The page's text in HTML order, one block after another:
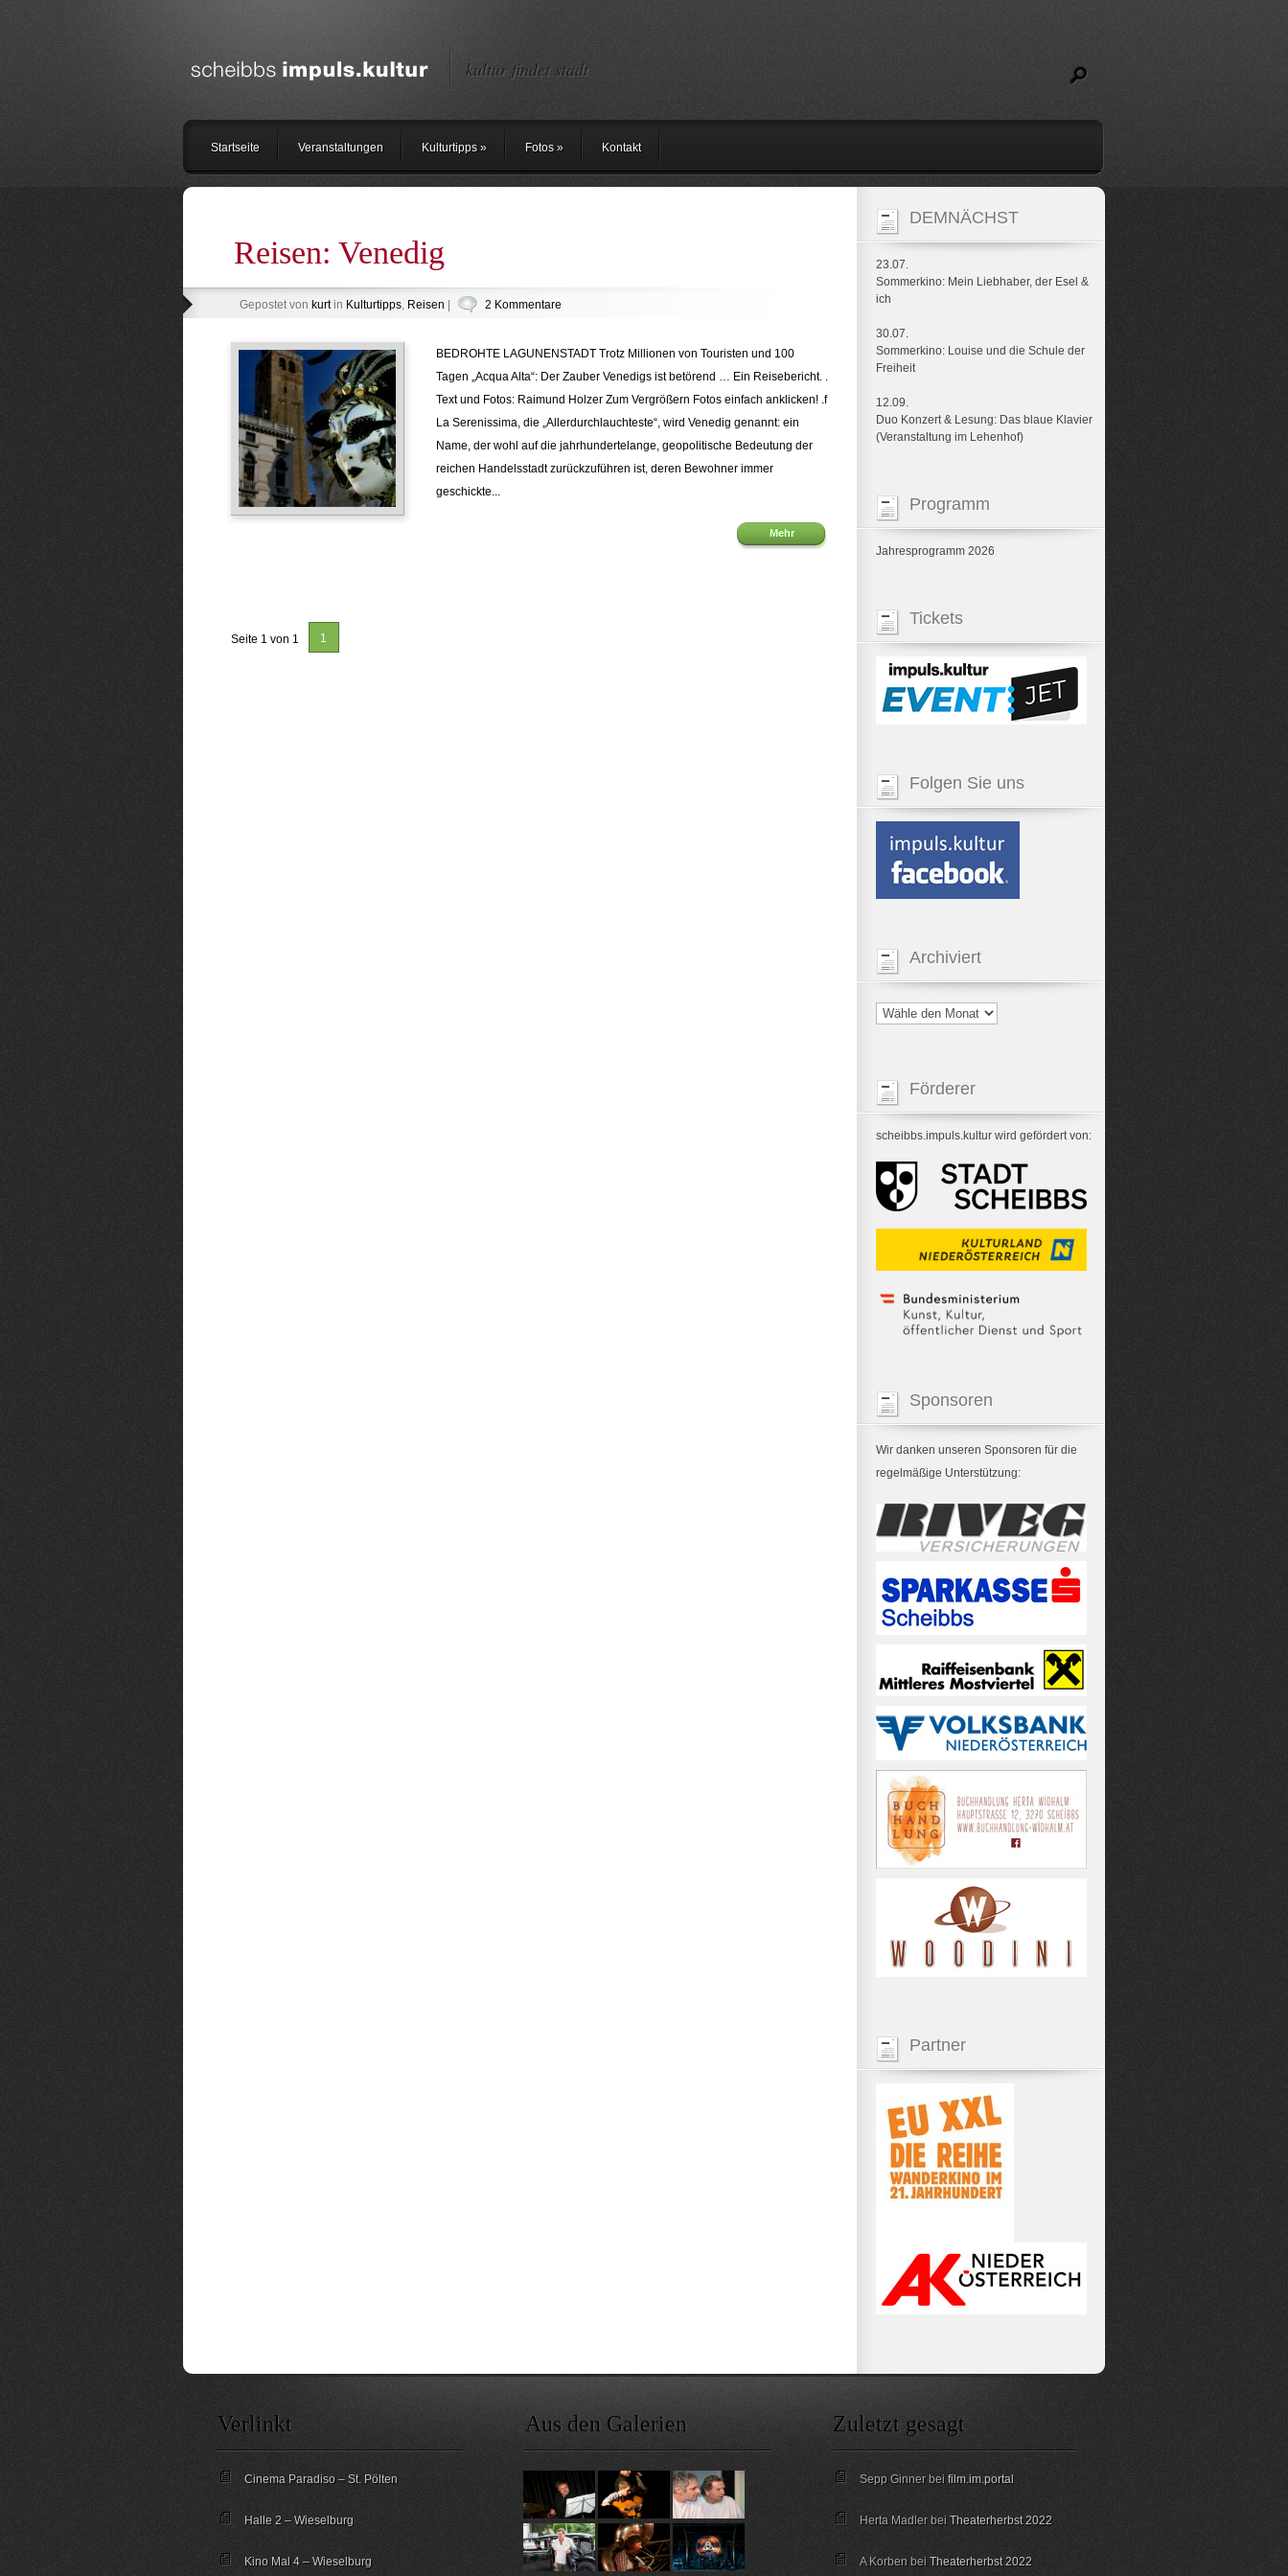
kultur findet stadt
Startseite Veranstaltungen Kulturtipps» Fotos» Kontakt
Reisen: Venedig
Gepostet von kurtin Kulturtipps, Reisen 2 Kommentare
BEDROHTE LAGUNENSTADT Trotz Millionen von Touristen und 100
Tagen „Acqua Alta“: Der Zauber Venedigs ist betörend … Ein Reisebericht. .
Text und Fotos: Raimund Holzer Zum Vergrößern Fotos einfach anklicken! .f
La Serenissima, die „Allerdurchlauchteste“, wird Venedig genannt: ein
Name, der wohl auf die jahrhundertelange, geopolitische Bedeutung der
reichen Handelsstadt zurückzuführen ist, deren Bewohner immer
geschickte...
Mehr
Seite 1 von 1 1
DEMNÄCHST
23.07.
Sommerkino: Mein Liebhaber, der Esel &
ich
30.07.
Sommerkino: Louise und die Schule der
Freiheit
12.09.
Duo Konzert & Lesung: Das blaue Klavier
(Veranstaltung im Lehenhof)
Programm
Jahresprogramm 2026
Tickets
Folgen Sie uns
Archiviert
Förderer
scheibbs.impuls.kultur wird gefördert von:
Sponsoren
Wir danken unseren Sponsoren für die
regelmäßige Unterstützung:
Partner
Verlinkt
Cinema Paradiso – St. Pölten
Halle 2 – Wieselburg
Kino Mal 4 – Wieselburg
Aus den Galerien Zuletzt gesagt
Sepp Ginner bei film.im.portal
Herta Madler bei Theaterherbst 2022
A Korben bei Theaterherbst 2022